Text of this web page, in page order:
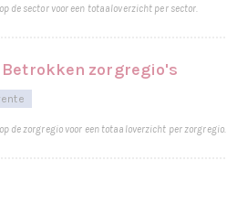
de sector voor een totaaloverzicht per sector.
zorgregio's
de zorgregio voor een totaaloverzicht per zorgregio.